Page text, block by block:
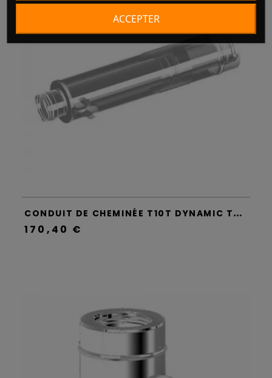
ACCEPTER
C
ONDUIT DE CHEMINÉE T10T DYNAMIC TWO - APROS
170,40 €